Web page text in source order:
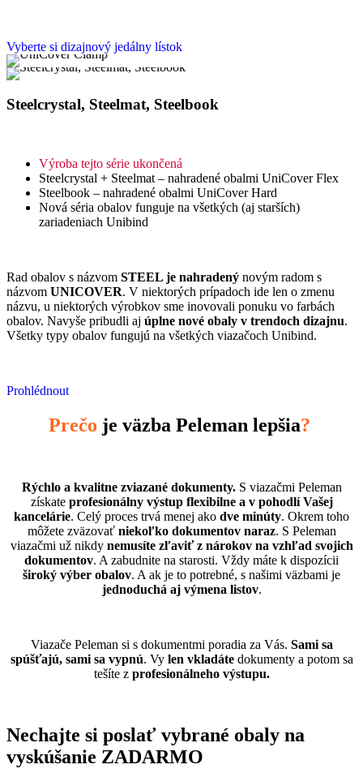
Vyberte si dizajnový jedálny lístok
Steelcrystal, Steelmat, Steelbook
Výroba tejto série ukončená
Steelcrystal + Steelmat – nahradené obalmi UniCover Flex
Steelbook – nahradené obalmi UniCover Hard
Nová séria obalov funguje na všetkých (aj starších)
zariadeniach Unibind
Rad obalov s názvom STEEL je nahradený novým radom s
názvom UNICOVER. V niektorých prípadoch ide len o zmenu
názvu, u niektorých výrobkov sme inovovali ponuku vo farbách
obalov. Navyše pribudli aj úplne nové obaly v trendoch dizajnu.
Všetky typy obalov fungujú na všetkých viazačoch Unibind.
Prohlédnout
Prečo je väzba Peleman lepšia?
Rýchlo a kvalitne zviazané dokumenty. S viazačmi Peleman
získate profesionálny výstup flexibilne a v pohodlí Vašej
kancelárie. Celý proces trvá menej ako dve minúty. Okrem toho
môžete zväzovať niekoľko dokumentov naraz. S Peleman
viazačmi už nikdy nemusíte zľaviť z nárokov na vzhľad svojich
dokumentov. A zabudnite na starosti. Vždy máte k dispozícii
široký výber obalov. A ak je to potrebné, s našimi väzbami je
jednoduchá aj výmena listov.
Viazače Peleman si s dokumentmi poradia za Vás. Sami sa
spúšťajú, sami sa vypnú. Vy len vkladáte dokumenty a potom sa
tešíte z profesionálneho výstupu.
Nechajte si poslať vybrané obaly na
vyskúšanie ZADARMO